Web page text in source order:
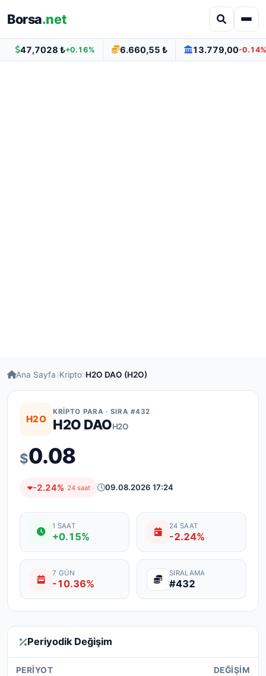
Borsa.net
47,7028 ₺+0.16% 6.660,55 ₺ 13.779,00-0.14%
Ana Sayfa Kripto H2O DAO (H2O)
H2O
KRIPTO PARA · SIRA #432
H2O DAOH2O
$0.08
-2.24% 24 saat 09.08.2026 17:24
1 SAAT
+0.15%
24 SAAT
-2.24%
7 GÜN
-10.36%
SIRALAMA
#432
Periyodik Değişim
PERIYOT DEĞIŞIM